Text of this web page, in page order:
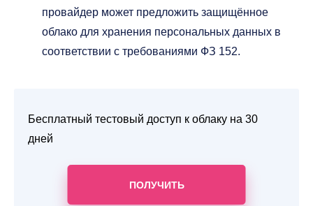
провайдер может предложить защищённое
облако для хранения персональных данных в
соответствии с требованиями ФЗ 152.
Бесплатный тестовый доступ к облаку на 30
дней
ПОЛУЧИТЬ